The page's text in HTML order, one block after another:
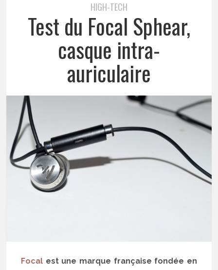
HIGH-TECH
Test du Focal Sphear,
casque intra-
auriculaire
Focal est une marque française fondée en